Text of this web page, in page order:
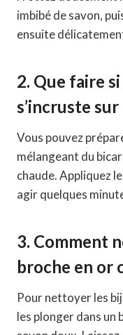
imbibé de savon,
ensuite
2. Que faire
s’incruste
Vous pouvez
mélangeant du
chaude. Appliquez
agir quelques
3. Comment
broche en or
Pour nettoyer les
les plonger dans un